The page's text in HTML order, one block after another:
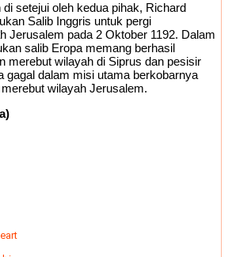
setejui oleh kedua pihak, Richard
Salib Inggris untuk pergi
Jerusalem pada 2 Oktober 1192. Dalam
salib Eropa memang berhasil
merebut wilayah di Siprus dan pesisir
gagal dalam misi utama berkobarnya
wilayah Jerusalem.